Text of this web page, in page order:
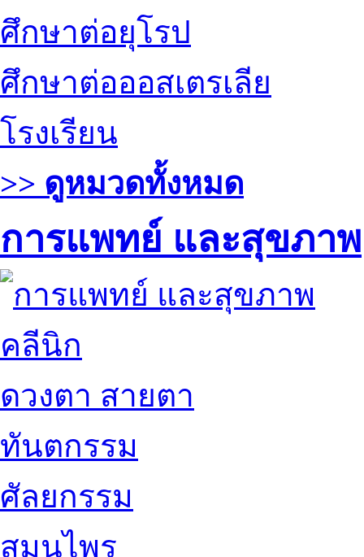
ศึกษาต่อยุโรป
ศึกษาต่อออสเตรเลีย
โรงเรียน
>> ดูหมวดทั้งหมด
การแพทย์ และสุขภาพ
คลีนิก
ดวงตา สายตา
ทันตกรรม
ศัลยกรรม
สมุนไพร